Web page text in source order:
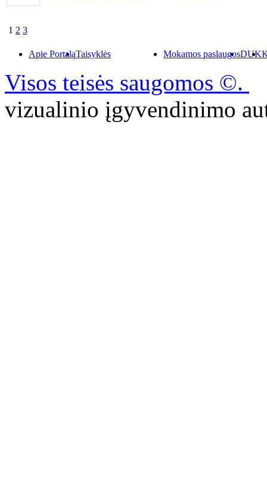
1 2 3
Apie PortaląTaisyklės Mokamos paslaugosDUK
Visos teisės saugomos ©.
vizualinio įgyvendinimo